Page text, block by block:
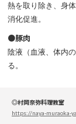
熱を取り除き、身
消化促進。
●豚肉
陰液（血液、体内
る。
◎村岡奈弥料理教室
https://naya-muraoka-